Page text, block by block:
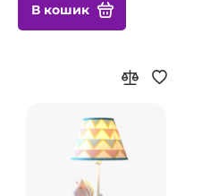
В кошик